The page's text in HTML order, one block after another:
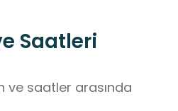
Saatleri
ve saatler arasında